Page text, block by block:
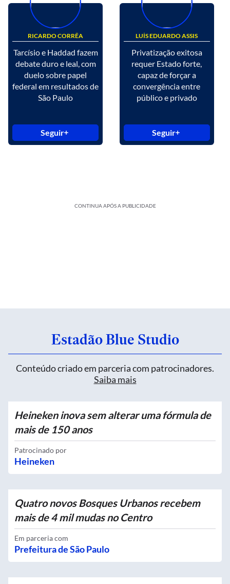
RICARDO CORRÊA
Tarcísio e Haddad fazem
debate duro e leal, com
duelo sobre papel
federal em resultados de
São Paulo
Seguir
LUÍS EDUARDO ASSIS
Privatização exitosa
requer Estado forte,
capaz de forçar a
convergência entre
público e privado
Seguir
CONTINUA APÓS A PUBLICIDADE
Estadão Blue Studio
Conteúdo criado em parceria com patrocinadores.
Saiba mais
Heineken inova sem alterar uma fórmula de
mais de 150 anos
Patrocinado por
Heineken
Quatro novos Bosques Urbanos recebem
mais de 4 mil mudas no Centro
Em parceria com
Prefeitura de São Paulo